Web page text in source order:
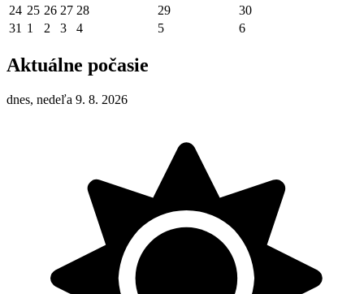
24 25 26 27 28 29
30
31 1 2 3 4 5 6
Aktuálne počasie
dnes, nedeľa 9. 8. 2026